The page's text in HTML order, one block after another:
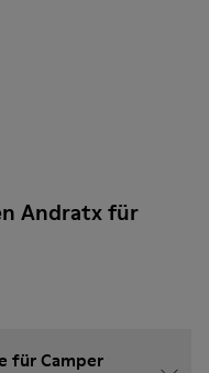
Andratx für
für Camper